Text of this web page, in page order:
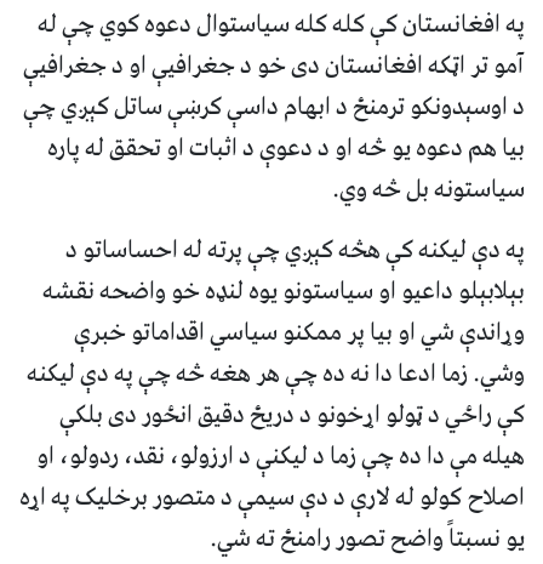
په افغانستان کې کله کله سیاستوال دعوه کوي چې له
آمو تر اټکه افغانستان دی خو د جغرافیې او د جغرافیې
د اوسېدونکو ترمنځ د ابهام داسې کرښې ساتل کېږي چې
بیا هم دعوه یو څه او د دعوې د اثبات او تحقق له پاره
سیاستونه بل څه وي.
په دې لیکنه کې هڅه کېږي چې پرته له احساساتو د
بېلابېلو داعیو او سیاستونو یوه لنډه خو واضحه نقشه
وړاندې شي او بیا پر ممکنو سیاسي اقداماتو خبرې
وشي. زما ادعا دا نه ده چې هر هغه څه چې په دې لیکنه
کې راځي د ټولو اړخونو د دریځ دقیق انځور دی بلکې
هیله مې دا ده چې زما د لیکنې د ارزولو، نقد، ردولو، او
اصلاح کولو له لارې د دې سیمې د متصور برخلیک په اړه
یو نسبتاً واضح تصور رامنځ ته شي.